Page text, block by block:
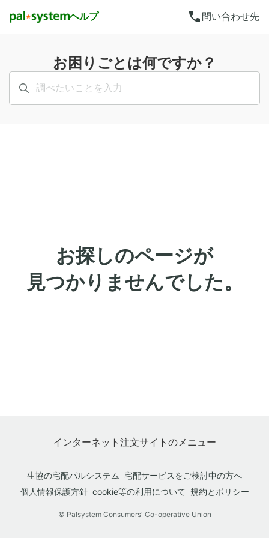
ヘルプ call 問い合わせ先
お困りごとは何ですか？
お探しのページが​
見つかりませんでした。
インターネット注文サイトのメニュー
生協の宅配パルシステム 宅配サービスをご検討中の方へ
個人情報保護方針 cookie等の利用について 規約とポリシー
© Palsystem Consumers' Co-operative Union